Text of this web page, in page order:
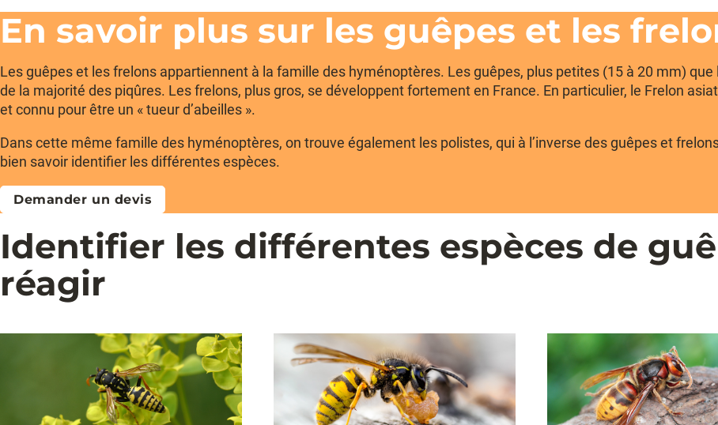
En savoir plus sur les guêpes et les
Les guêpes et les frelons appartiennent à la famille des hyménoptères. Les guêpes, plus petites (15 à 20 mm)
de la majorité des piqûres. Les frelons, plus gros, se développent fortement en France. En particulier, le Frelon
et connu pour être un « tueur d’abeilles ».
Dans cette même famille des hyménoptères, on trouve également les polistes, qui à l’inverse des guêpes et
bien savoir identifier les différentes espèces.
Demander un devis
Identifier les différentes espèces de
réagir